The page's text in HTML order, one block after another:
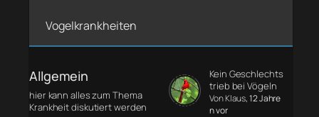
Vogelkrankheiten
Allgemein
hier kann alles zum Thema
Krankheit diskutiert werden
Kein Geschlechts
trieb bei Vögeln
Von Klaus, 12 Jahre
n vor